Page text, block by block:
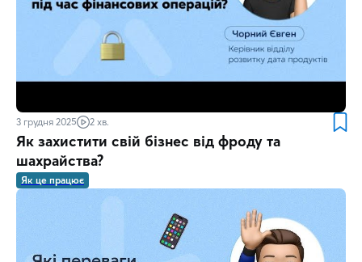
3 грудня 2025 2 хв.
Як захистити свій бізнес від фроду та
шахрайства?
Як це працює